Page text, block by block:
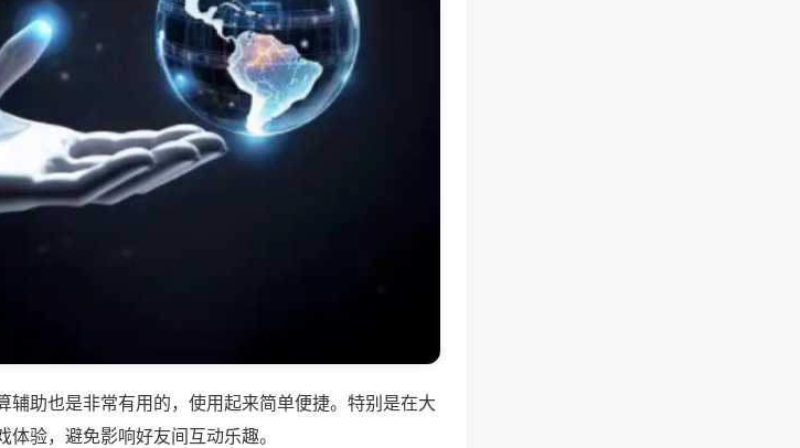
辅助也是非常有用的，使用起来简单便捷。特别是在大
验，避免影响好友间互动乐趣。